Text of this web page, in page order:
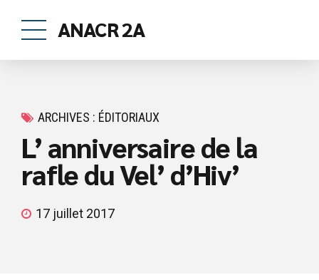
ANACR 2A
ARCHIVES : ÉDITORIAUX
L’ anniversaire de la
rafle du Vel’ d’Hiv’
17 juillet 2017